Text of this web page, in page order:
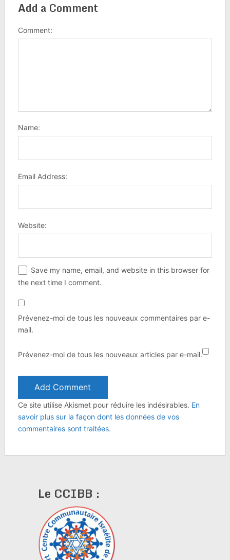
Add a Comment
Comment:
Name:
Email Address:
Website:
Save my name, email, and website in this browser for
the next time I comment.
Prévenez-moi de tous les nouveaux commentaires par e-
mail.
Prévenez-moi de tous les nouveaux articles par e-mail.
Ce site utilise Akismet pour réduire les indésirables. En
savoir plus sur la façon dont les données de vos
commentaires sont traitées.
Le CCIBB :